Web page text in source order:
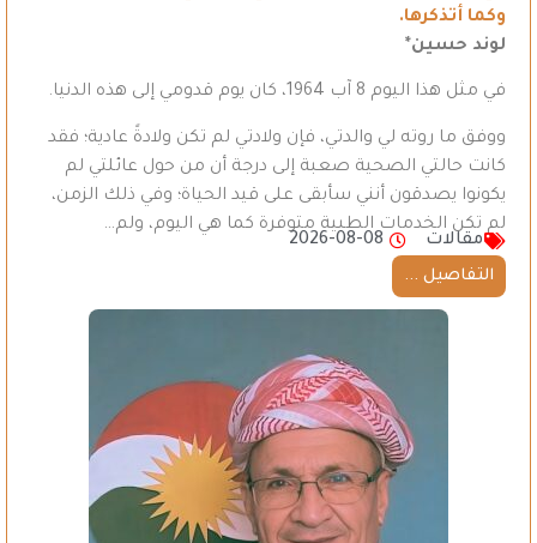
وكما أتذكرها.
لوند حسين*
في مثل هذا اليوم 8 آب 1964، كان يوم قدومي إلى هذه الدنيا.
ووفق ما روته لي والدتي، فإن ولادتي لم تكن ولادةً عادية؛ فقد
كانت حالتي الصحية صعبة إلى درجة أن من حول عائلتي لم
يكونوا يصدقون أنني سأبقى على قيد الحياة؛ وفي ذلك الزمن،
لم تكن الخدمات الطبية متوفرة كما هي اليوم، ولم…
مقالات
2026-08-08
التفاصيل ...